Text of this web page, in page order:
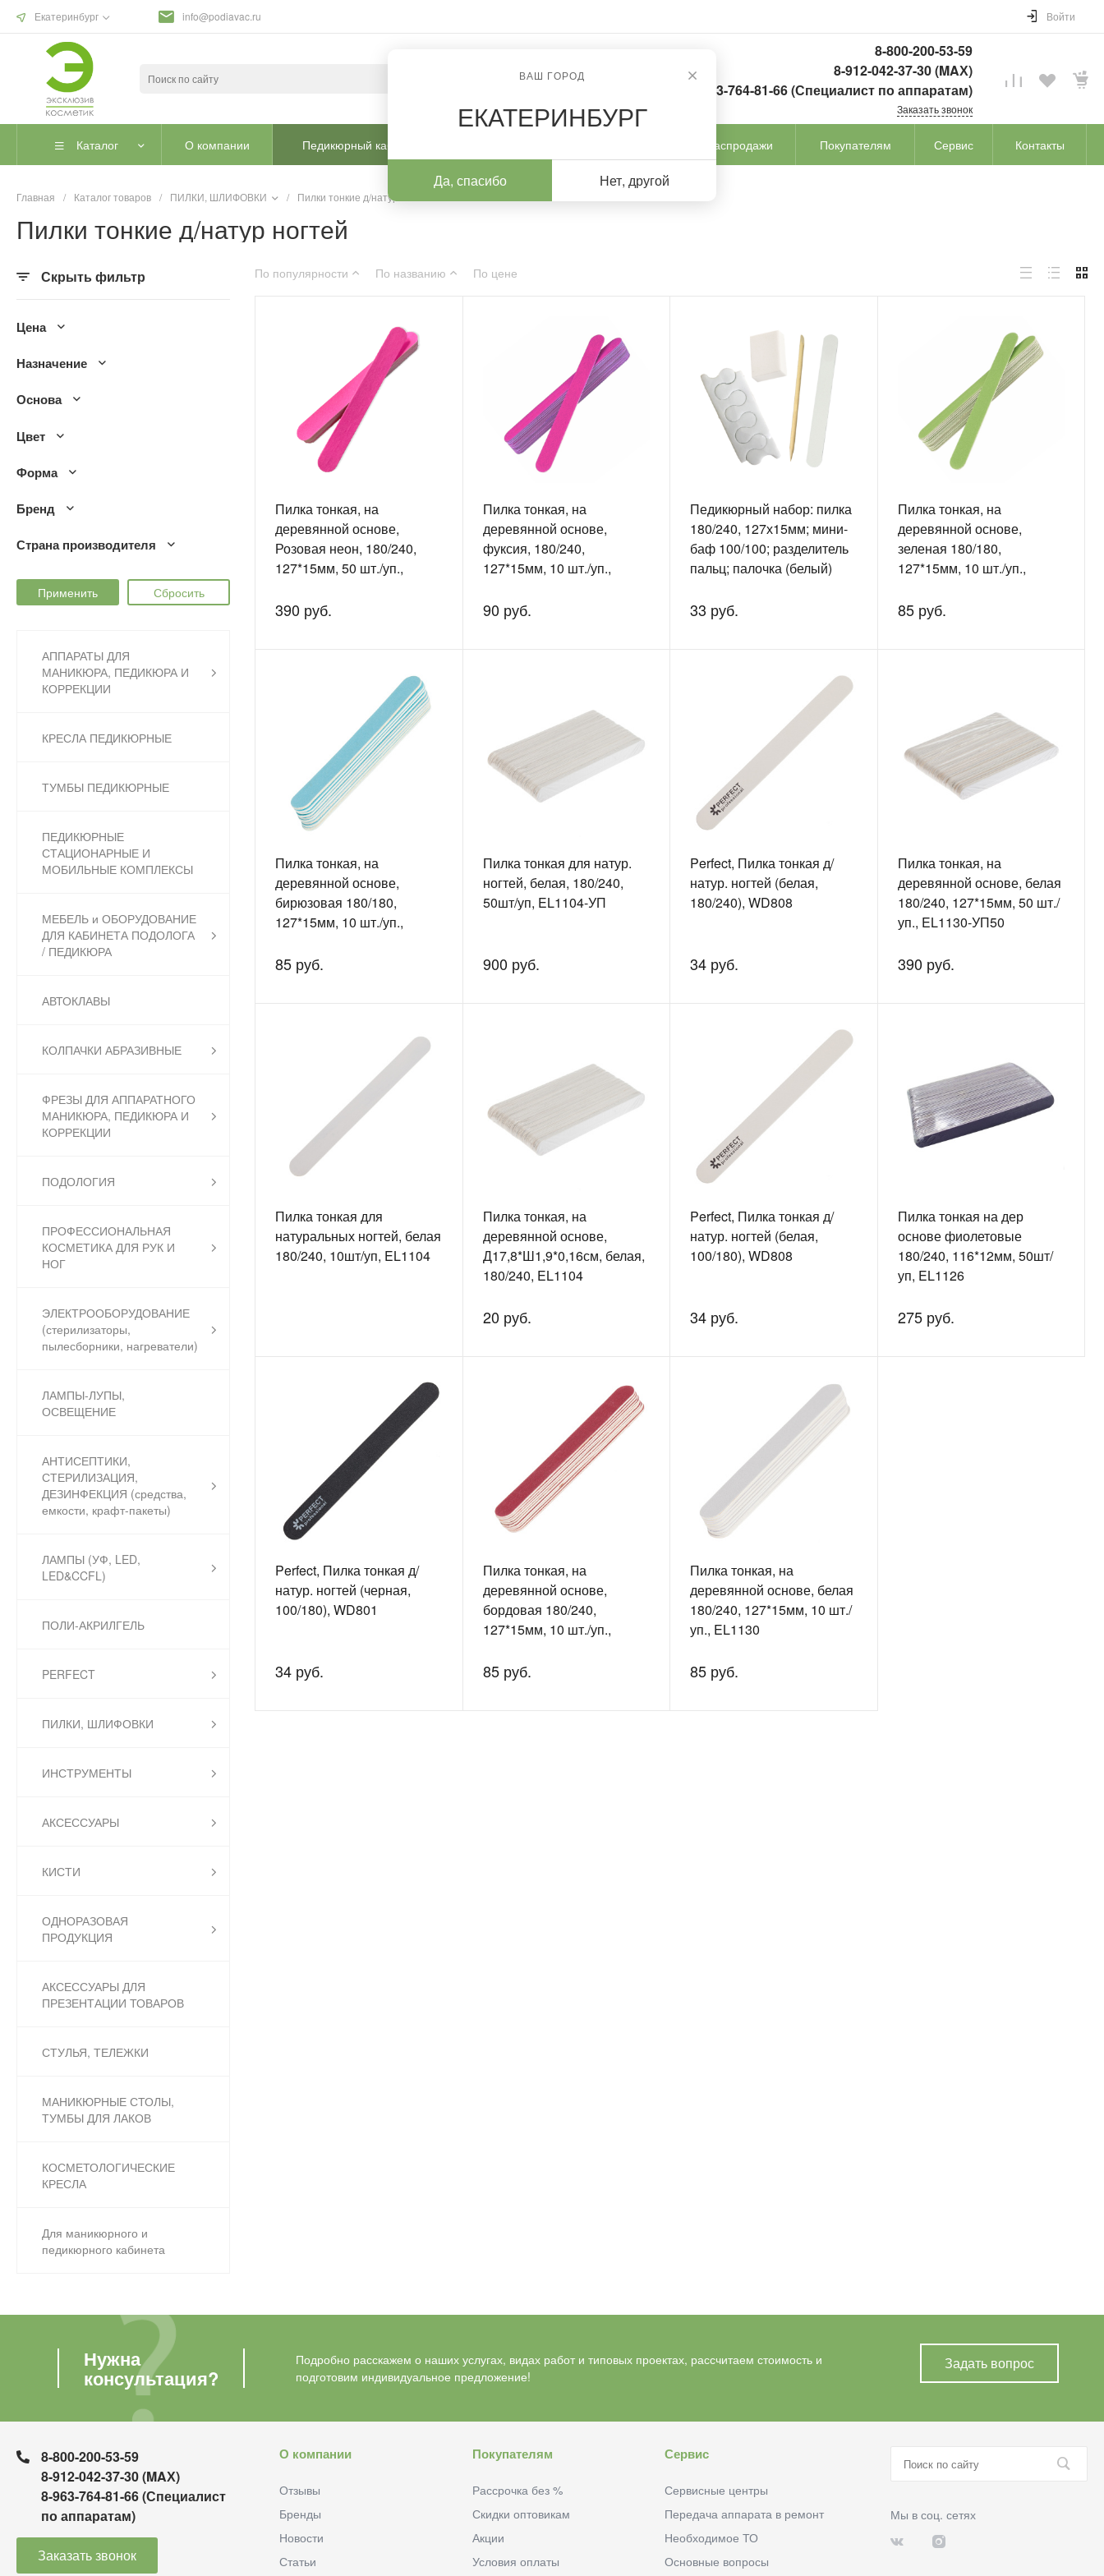
Екатеринбург
ВАШ ГОРОД
ЕКАТЕРИНБУРГ
Да, спасибо Нет, другой
info@podiavac.ru Войти
8-800-200-53-59
8-912-042-37-30 (MAХ)
8-963-764-81-66 (Специалист по аппаратам)
Заказать звонок
Каталог О компании Педикюрный кабинет Распродажи Покупателям Сервис Контакты
Главная / Каталог товаров / ПИЛКИ, ШЛИФОВКИ / Пилки тонкие д/натур ногтей
Пилки тонкие д/натур ногтей
Скрыть фильтр
Цена
Назначение
Основа
Цвет
Форма
Бренд
Страна производителя
АППАРАТЫ ДЛЯ
МАНИКЮРА, ПЕДИКЮРА И
КОРРЕКЦИИ
КРЕСЛА ПЕДИКЮРНЫЕ
ТУМБЫ ПЕДИКЮРНЫЕ
ПЕДИКЮРНЫЕ
СТАЦИОНАРНЫЕ И
МОБИЛЬНЫЕ КОМПЛЕКСЫ
МЕБЕЛЬ и ОБОРУДОВАНИЕ
ДЛЯ КАБИНЕТА ПОДОЛОГА
/ ПЕДИКЮРА
АВТОКЛАВЫ
КОЛПАЧКИ АБРАЗИВНЫЕ
ФРЕЗЫ ДЛЯ АППАРАТНОГО
МАНИКЮРА, ПЕДИКЮРА И
КОРРЕКЦИИ
ПОДОЛОГИЯ
ПРОФЕССИОНАЛЬНАЯ
КОСМЕТИКА ДЛЯ РУК И
НОГ
ЭЛЕКТРООБОРУДОВАНИЕ
(стерилизаторы,
пылесборники, нагреватели)
ЛАМПЫ-ЛУПЫ,
ОСВЕЩЕНИЕ
АНТИСЕПТИКИ,
СТЕРИЛИЗАЦИЯ,
ДЕЗИНФЕКЦИЯ (средства,
емкости, крафт-пакеты)
ЛАМПЫ (УФ, LED,
LED&CCFL)
ПОЛИ-АКРИЛГЕЛЬ
PERFECT
ПИЛКИ, ШЛИФОВКИ
ИНСТРУМЕНТЫ
АКСЕССУАРЫ
КИСТИ
ОДНОРАЗОВАЯ
ПРОДУКЦИЯ
АКСЕССУАРЫ ДЛЯ
ПРЕЗЕНТАЦИИ ТОВАРОВ
СТУЛЬЯ, ТЕЛЕЖКИ
МАНИКЮРНЫЕ СТОЛЫ,
ТУМБЫ ДЛЯ ЛАКОВ
КОСМЕТОЛОГИЧЕСКИЕ
КРЕСЛА
Для маникюрного и
педикюрного кабинета
По популярности По названию По цене
Пилка тонкая, на
деревянной основе,
Розовая неон, 180/240,
127*15мм, 50 шт./уп.,
390 руб.
Пилка тонкая, на
деревянной основе,
фуксия, 180/240,
127*15мм, 10 шт./уп.,
90 руб.
Педикюрный набор: пилка
180/240, 127х15мм; мини-
баф 100/100; разделитель
пальц; палочка (белый)
33 руб.
Пилка тонкая, на
деревянной основе,
зеленая 180/180,
127*15мм, 10 шт./уп.,
85 руб.
Пилка тонкая, на
деревянной основе,
бирюзовая 180/180,
127*15мм, 10 шт./уп.,
85 руб.
Пилка тонкая для натур.
ногтей, белая, 180/240,
50шт/уп, EL1104-УП
900 руб.
Perfect, Пилка тонкая д/
натур. ногтей (белая,
180/240), WD808
34 руб.
Пилка тонкая, на
деревянной основе, белая
180/240, 127*15мм, 50 шт./
уп., EL1130-УП50
390 руб.
Пилка тонкая для
натуральных ногтей, белая
180/240, 10шт/уп, EL1104
Пилка тонкая, на
деревянной основе,
Д17,8*Ш1,9*0,16см, белая,
180/240, EL1104
20 руб.
Perfect, Пилка тонкая д/
натур. ногтей (белая,
100/180), WD808
34 руб.
Пилка тонкая на дер
основе фиолетовые
180/240, 116*12мм, 50шт/
уп, EL1126
275 руб.
Perfect, Пилка тонкая д/
натур. ногтей (черная,
100/180), WD801
34 руб.
Пилка тонкая, на
деревянной основе,
бордовая 180/240,
127*15мм, 10 шт./уп.,
85 руб.
Пилка тонкая, на
деревянной основе, белая
180/240, 127*15мм, 10 шт./
уп., EL1130
85 руб.
Нужна
консультация?
Подробно расскажем о наших услугах, видах работ и типовых проектах, рассчитаем стоимость и
подготовим индивидуальное предложение!
Задать вопрос
8-800-200-53-59
8-912-042-37-30 (MAХ)
8-963-764-81-66 (Специалист
по аппаратам)
Заказать звонок
О компании
Отзывы
Бренды
Новости
Статьи
Покупателям
Рассрочка без %
Скидки оптовикам
Акции
Условия оплаты
Сервис
Сервисные центры
Передача аппарата в ремонт
Необходимое ТО
Основные вопросы
Мы в соц. сетях